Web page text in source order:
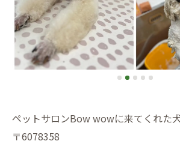
ペットサロンBow wowに来てくれた
〒6078358